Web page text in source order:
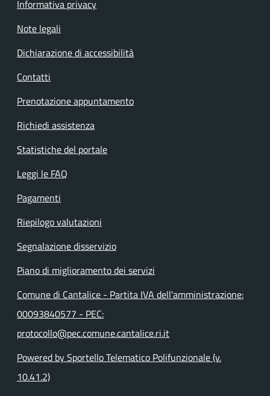
Informativa privacy
Note legali
Dichiarazione di accessibilità
Contatti
Prenotazione appuntamento
Richiedi assistenza
Statistiche del portale
Leggi le FAQ
Pagamenti
Riepilogo valutazioni
Segnalazione disservizio
Piano di miglioramento dei servizi
Comune di Cantalice - Partita IVA dell'amministrazione:
00093840577 - PEC:
protocollo@pec.comune.cantalice.ri.it
Powered by Sportello Telematico Polifunzionale (v.
10.41.2)